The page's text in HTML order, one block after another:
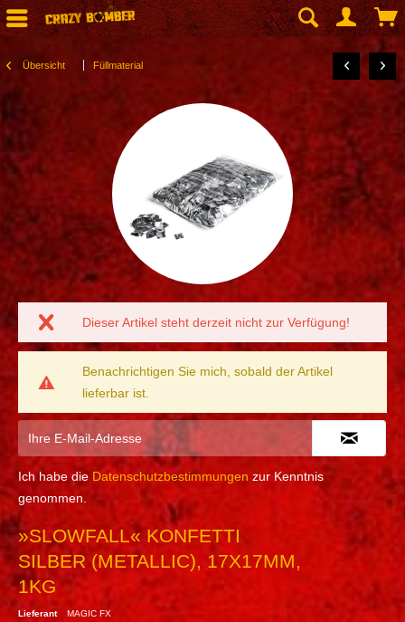
Übersicht Füllmaterial
Dieser Artikel steht derzeit nicht zur Verfügung!
Benachrichtigen Sie mich, sobald der Artikel
lieferbar ist.
Ich habe die Datenschutzbestimmungen zur Kenntnis
genommen.
»SLOWFALL« KONFETTI
SILBER (METALLIC), 17X17MM,
1KG
Lieferant
MAGIC FX